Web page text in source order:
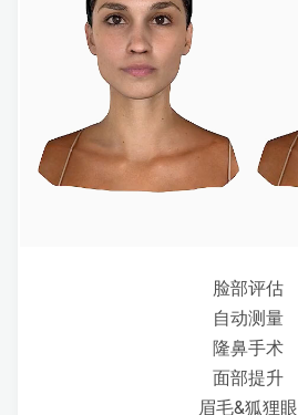
脸部评估
自动测量
隆鼻手术
面部提升
眉毛&狐狸眼